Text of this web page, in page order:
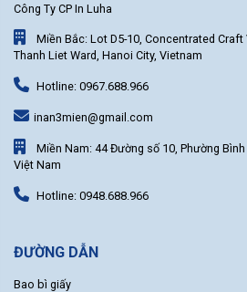
Công Ty CP In Luha
Miền Bắc: Lot D5-10, Concentrated
Thanh Liet Ward, Hanoi City, Vietnam
Hotline: 0967.688.966
inan3mien@gmail.com
Miền Nam: 44 Đường số 10, Phường Bình
Việt Nam
Hotline: 0948.688.966
ĐƯỜNG DẪN
Bao bì giấy